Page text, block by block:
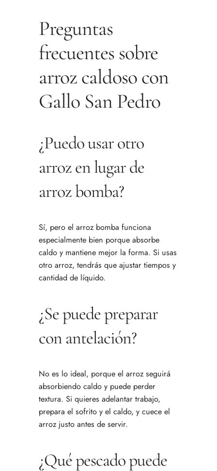
Preguntas
frecuentes sobre
arroz caldoso con
Gallo San Pedro
¿Puedo usar otro
arroz en lugar de
arroz bomba?
Sí, pero el arroz bomba funciona
especialmente bien porque absorbe
caldo y mantiene mejor la forma. Si usas
otro arroz, tendrás que ajustar tiempos y
cantidad de líquido.
¿Se puede preparar
con antelación?
No es lo ideal, porque el arroz seguirá
absorbiendo caldo y puede perder
textura. Si quieres adelantar trabajo,
prepara el sofrito y el caldo, y cuece el
arroz justo antes de servir.
¿Qué pescado puede